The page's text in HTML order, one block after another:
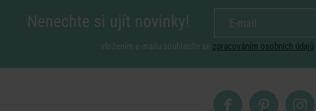
Nenechte si ujít novinky!
vložením e-mailu souhlasíte se zpracováním osobních údajů